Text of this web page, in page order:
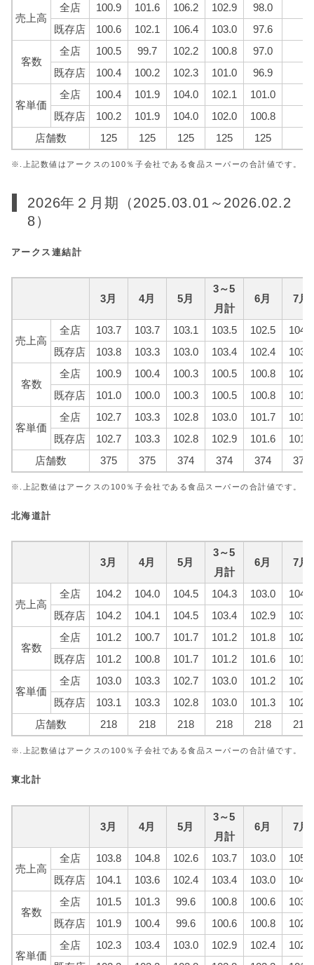
売上高
全店 100.9 101.6 106.2 102.9
98.0
既存店
100.6 102.1 106.4 103.0 97.6
客数
全店 100.5 99.7 102.2 100.8
97.0
既存店
100.4 100.2 102.3 101.0 96.9
客単価
全店 100.4 101.9 104.0 102.1
101.0
既存店
100.2 101.9 104.0 102.0
100.8
店舗数
125 125 125 125 125
※.上記数値はアークスの100％子会社である食品スーパーの合計値です。
2026年２月期（2025.03.01～2026.02.2
8）
アークス連結計
3月 4月 5月
3～5
月計
6月 7月
売上高
全店 103.7 103.7 103.1 103.5 102.5
104.5
既存店
103.8 103.3 103.0 103.4 102.4 103.6
客数
全店 100.9 100.4 100.3 100.5 100.8
102.6
既存店
101.0 100.0 100.3 100.5 100.8 101.6
客単価
全店 102.7 103.3 102.8 103.0 101.7
101.9
既存店
102.7 103.3 102.8 102.9 101.6
101.9
店舗数
375 375 374 374 374 374
※.上記数値はアークスの100％子会社である食品スーパーの合計値です。
北海道計
3月 4月 5月
3～5
月計
6月 7月
売上高
全店 104.2 104.0 104.5 104.3 103.0
104.9
既存店
104.2 104.1 104.5 103.4 102.9 103.8
客数
全店 101.2 100.7 101.7 101.2 101.8
102.9
既存店
101.2 100.8 101.7 101.2 101.6 101.7
客単価
全店 103.0 103.3 102.7 103.0 101.2
102.0
既存店
103.1 103.3 102.8 103.0 101.3
102.0
店舗数
218 218 218 218 218 218
※.上記数値はアークスの100％子会社である食品スーパーの合計値です。
東北計
3月 4月 5月
3～5
月計
6月 7月
売上高
全店 103.8 104.8 102.6 103.7 103.0
105.4
既存店
104.1 103.6 102.4 103.4 103.0 104.7
客数
全店 101.5 101.3 99.6 100.8 100.6
103.3
既存店
101.9 100.4 99.6 100.6 100.8 102.7
客単価
全店 102.3 103.4 103.0 102.9 102.4
102.0